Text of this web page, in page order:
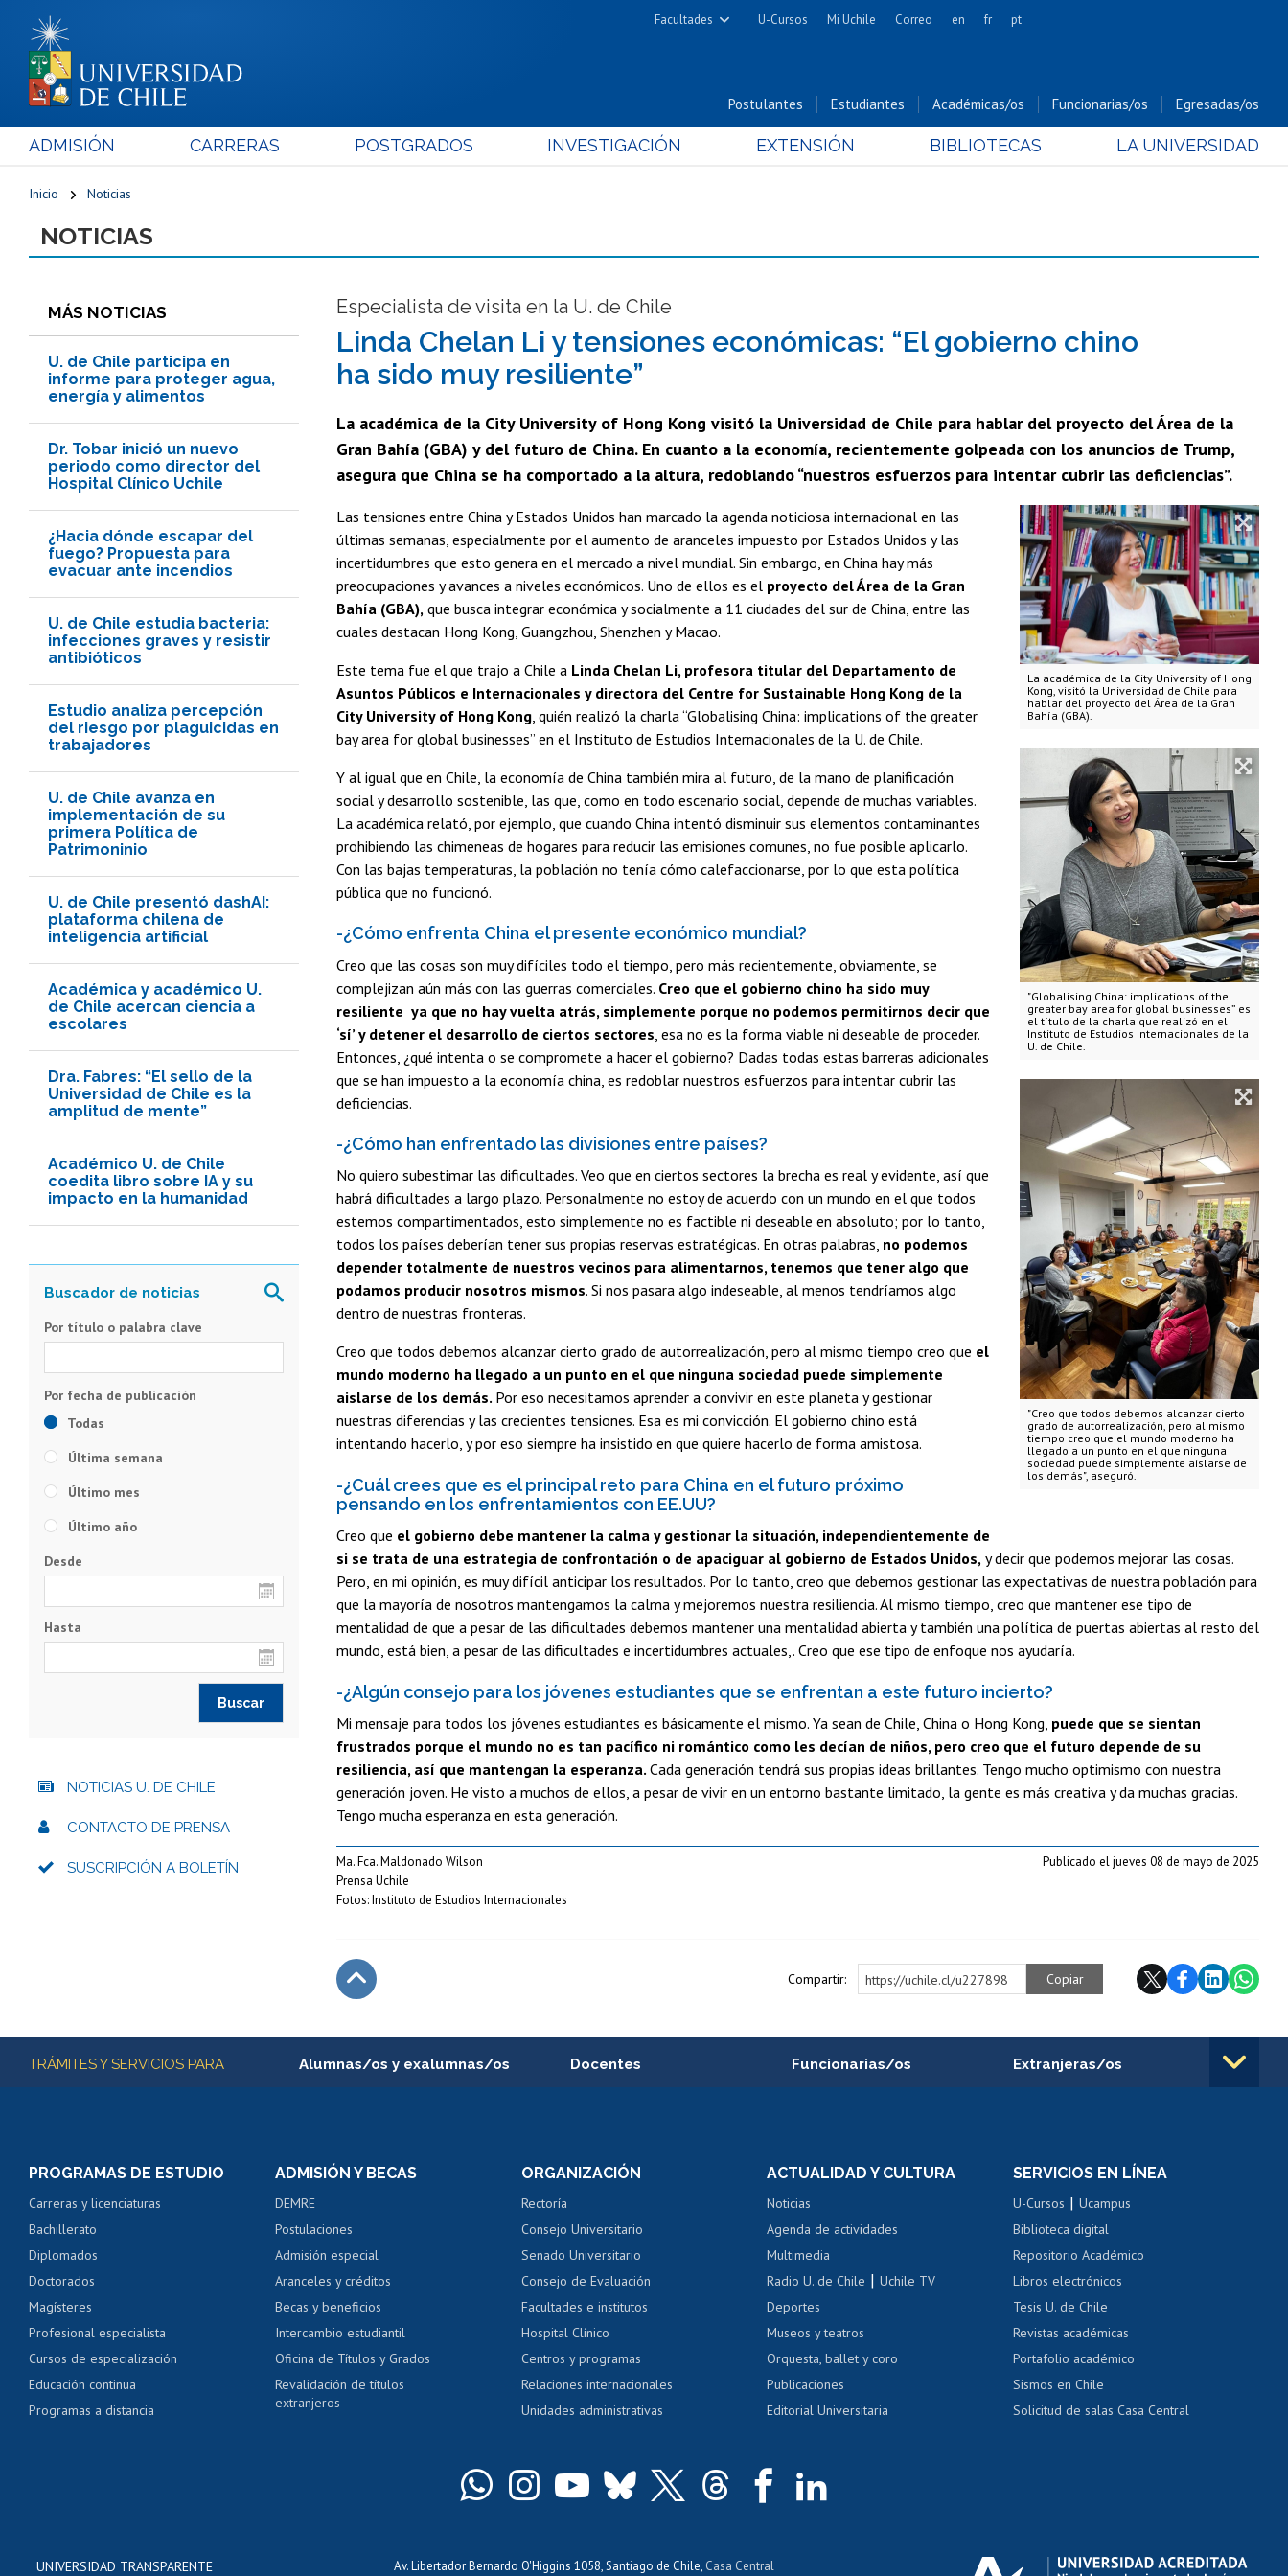
Facultades
Cs. Físicas y Matemáticas
Cs. Forestales y Conservación
Cs. Químicas y Farmacéuticas
Cs. Sociales
Estudios Avanzados en Educación
Nutrición y Tecnología de
Bachillerato
Hospital Clínico
U-Cursos Mi Uchile Correo en fr pt
Postulantes Estudiantes Académicas/os Funcionarias/os Egresadas/os
ADMISIÓN CARRERAS POSTGRADOS INVESTIGACIÓN EXTENSIÓN BIBLIOTECAS LA UNIVERSIDAD
Inicio Noticias
NOTICIAS
MÁS NOTICIAS
U. de Chile participa en
informe para proteger agua,
energía y alimentos
Dr. Tobar inició un nuevo
periodo como director del
Hospital Clínico Uchile
¿Hacia dónde escapar del
fuego? Propuesta para
evacuar ante incendios
U. de Chile estudia bacteria:
infecciones graves y resistir
antibióticos
Estudio analiza percepción
del riesgo por plaguicidas en
trabajadores
U. de Chile avanza en
implementación de su
primera Política de
Patrimoninio
U. de Chile presentó dashAI:
plataforma chilena de
inteligencia artificial
Académica y académico U.
de Chile acercan ciencia a
escolares
Dra. Fabres: “El sello de la
Universidad de Chile es la
amplitud de mente”
Académico U. de Chile
coedita libro sobre IA y su
impacto en la humanidad
Especialista de visita en la U. de Chile
Linda Chelan Li y tensiones económicas: “El gobierno chino
ha sido muy resiliente”
La académica de la City University of Hong Kong visitó la Universidad de Chile para hablar del proyecto del Área de la
Gran Bahía (GBA) y del futuro de China. En cuanto a la economía, recientemente golpeada con los anuncios de Trump,
asegura que China se ha comportado a la altura, redoblando “nuestros esfuerzos para intentar cubrir las deficiencias”.
La académica de la City University of Hong
Kong, visitó la Universidad de Chile para
hablar del proyecto del Área de la Gran
Bahía (GBA).
"Globalising China: implications of the
greater bay area for global businesses” es
el título de la charla que realizó en el
Instituto de Estudios Internacionales de la
U. de Chile.
"Creo que todos debemos alcanzar cierto
grado de autorrealización, pero al mismo
tiempo creo que el mundo moderno ha
llegado a un punto en el que ninguna
sociedad puede simplemente aislarse de
los demás", aseguró.
Las tensiones entre China y Estados Unidos han marcado la agenda noticiosa internacional en las
últimas semanas, especialmente por el aumento de aranceles impuesto por Estados Unidos y las
incertidumbres que esto genera en el mercado a nivel mundial. Sin embargo, en China hay más
preocupaciones y avances a niveles económicos. Uno de ellos es el proyecto del Área de la Gran
Bahía (GBA), que busca integrar económica y socialmente a 11 ciudades del sur de China, entre las
cuales destacan Hong Kong, Guangzhou, Shenzhen y Macao.
Este tema fue el que trajo a Chile a Linda Chelan Li, profesora titular del Departamento de
Asuntos Públicos e Internacionales y directora del Centre for Sustainable Hong Kong de la
City University of Hong Kong , quién realizó la charla “Globalising China: implications of the greater
bay area for global businesses” en el Instituto de Estudios Internacionales de la U. de Chile.
Y al igual que en Chile, la economía de China también mira al futuro, de la mano de planificación
social y desarrollo sostenible, las que, como en todo escenario social, depende de muchas variables.
La académica relató, por ejemplo, que cuando China intentó disminuir sus elementos contaminantes
prohibiendo las chimeneas de hogares para reducir las emisiones comunes, no fue posible aplicarlo.
Con las bajas temperaturas, la población no tenía cómo calefaccionarse, por lo que esta política
pública que no funcionó.
-¿Cómo enfrenta China el presente económico mundial?
Creo que las cosas son muy difíciles todo el tiempo, pero más recientemente, obviamente, se
complejizan aún más con las guerras comerciales. Creo que el gobierno chino ha sido muy
resiliente ya que no hay vuelta atrás, simplemente porque no podemos permitirnos decir que
‘sí’ y detener el desarrollo de ciertos sectores , esa no es la forma viable ni deseable de proceder.
Entonces, ¿qué intenta o se compromete a hacer el gobierno? Dadas todas estas barreras adicionales
que se han impuesto a la economía china, es redoblar nuestros esfuerzos para intentar cubrir las
deficiencias.
-¿Cómo han enfrentado las divisiones entre países?
No quiero subestimar las dificultades. Veo que en ciertos sectores la brecha es real y evidente, así que
habrá dificultades a largo plazo. Personalmente no estoy de acuerdo con un mundo en el que todos
estemos compartimentados, esto simplemente no es factible ni deseable en absoluto; por lo tanto,
todos los países deberían tener sus propias reservas estratégicas. En otras palabras, no podemos
depender totalmente de nuestros vecinos para alimentarnos, tenemos que tener algo que
podamos producir nosotros mismos. Si nos pasara algo indeseable, al menos tendríamos algo
dentro de nuestras fronteras.
Creo que todos debemos alcanzar cierto grado de autorrealización, pero al mismo tiempo creo que el
mundo moderno ha llegado a un punto en el que ninguna sociedad puede simplemente
aislarse de los demás. Por eso necesitamos aprender a convivir en este planeta y gestionar
nuestras diferencias y las crecientes tensiones. Esa es mi convicción. El gobierno chino está
intentando hacerlo, y por eso siempre ha insistido en que quiere hacerlo de forma amistosa.
-¿Cuál crees que es el principal reto para China en el futuro próximo
pensando en los enfrentamientos con EE.UU?
Creo que el gobierno debe mantener la calma y gestionar la situación, independientemente de
si se trata de una estrategia de confrontación o de apaciguar al gobierno de Estados Unidos, y decir que podemos mejorar las cosas.
Pero, en mi opinión, es muy difícil anticipar los resultados. Por lo tanto, creo que debemos gestionar las expectativas de nuestra población para
que la mayoría de nosotros mantengamos la calma y mejoremos nuestra resiliencia. Al mismo tiempo, creo que mantener ese tipo de
mentalidad de que a pesar de las dificultades debemos mantener una mentalidad abierta y también una política de puertas abiertas al resto del
mundo, está bien, a pesar de las dificultades e incertidumbres actuales,. Creo que ese tipo de enfoque nos ayudaría.
-¿Algún consejo para los jóvenes estudiantes que se enfrentan a este futuro incierto?
Mi mensaje para todos los jóvenes estudiantes es básicamente el mismo. Ya sean de Chile, China o Hong Kong, puede que se sientan
frustrados porque el mundo no es tan pacífico ni romántico como les decían de niños, pero creo que el futuro depende de su
resiliencia, así que mantengan la esperanza. Cada generación tendrá sus propias ideas brillantes. Tengo mucho optimismo con nuestra
generación joven. He visto a muchos de ellos, a pesar de vivir en un entorno bastante limitado, la gente es más creativa y da muchas gracias.
Tengo mucha esperanza en esta generación.
Ma. Fca. Maldonado Wilson
Prensa Uchile
Fotos: Instituto de Estudios Internacionales
Publicado el jueves 08 de mayo de 2025
Compartir: https://uchile.cl/u227898 Copiar
Por título o palabra clave
Todas
Última semana
Último mes
Último año
Desde
Hasta
NOTICIAS U. DE CHILE
CONTACTO DE PRENSA
SUSCRIPCIÓN A BOLETÍN
Más información
TRÁMITES Y SERVICIOS PARA Alumnas/os y exalumnas/os
Consulta y certificado de notas
Servicio médico y dental
Pago de arancel y crédito alumnos
Pago de arancel y crédito exalumnos
Certificado de títulos y grados
Docentes
Perfeccionamiento
Evaluación docente
Calificación académica
Postulación al AUCAI
Funcionarias/os
Portal de movilidad interna
Certificado de renta
Certificado de renta
Gestión de correo uchile
Extranjeras/os
Movilidad Estudiantil
Cursos de español
Acoso laboral, sexual y violencia
PROGRAMAS DE ESTUDIO
Carreras y licenciaturas
Bachillerato
Diplomados
Doctorados
Magísteres
Profesional especialista
Cursos de especialización
Educación continua
Programas a distancia
ADMISIÓN Y BECAS
DEMRE
Postulaciones
Admisión especial
Aranceles y créditos
Becas y beneficios
Intercambio estudiantil
Oficina de Títulos y Grados
Revalidación de títulos
extranjeros
ORGANIZACIÓN
Rectoría
Consejo Universitario
Senado Universitario
Consejo de Evaluación
Facultades e institutos
Hospital Clínico
Centros y programas
Relaciones internacionales
Unidades administrativas
ACTUALIDAD Y CULTURA
Noticias
Agenda de actividades
Multimedia
Radio U. de Chile |Uchile TV
Deportes
Museos y teatros
Orquesta, ballet y coro
Publicaciones
Editorial Universitaria
SERVICIOS EN LÍNEA
U-Cursos |Ucampus
Biblioteca digital
Repositorio Académico
Libros electrónicos
Tesis U. de Chile
Revistas académicas
Portafolio académico
Sismos en Chile
Solicitud de salas Casa Central
UNIVERSIDAD TRANSPARENTE Av. Libertador Bernardo O'Higgins 1058, Santiago de Chile, Casa Central